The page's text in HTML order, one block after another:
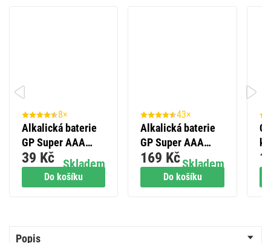
Do košíku
8×
Alkalická baterie
GP Super AAA
(LR03), 2 ksSkladem
39 Kč
Do košíku
43×
Alkalická baterie
GP Super AAA
(LR03), 10 ksSkladem
169 Kč
Popis